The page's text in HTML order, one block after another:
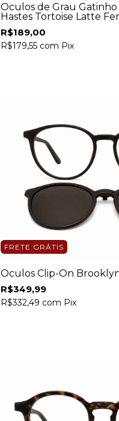
Óculos de Grau
Hastes Tortoise Latte
R$189,00
R$179,55 com Pix
FRETE GRÁTIS
Óculos Clip-On
R$349,99
R$332,49 com Pix